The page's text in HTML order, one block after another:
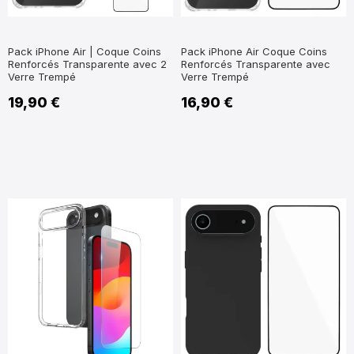
Pack iPhone Air | Coque Coins
Renforcés Transparente avec 2
Verre Trempé
19,90 €
Pack iPhone Air Coque Coins
Renforcés Transparente avec
Verre Trempé
16,90 €